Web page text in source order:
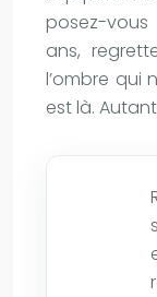
posez-
ans,
l’ombre qui
est là.